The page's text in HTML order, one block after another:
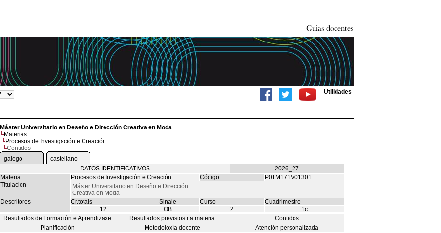
Utilidades
Máster Universitario en Deseño e Dirección Creativa en Moda
Materias
Procesos de Investigación e Creación
Contidos
galego
castellano
DATOS IDENTIFICATIVOS
2026_27
Materia
Procesos de Investigación e Creación Código
P01M171V01301
Titulación
Máster Universitario en Deseño e Dirección
Creativa en Moda
Descritores
Cr.totais Sinale Curso
Cuadrimestre
12
OB 2
1c
Resultados de Formación e Aprendizaxe
Resultados previstos na materia
Contidos
Planificación
Metodoloxía docente
Atención personalizada